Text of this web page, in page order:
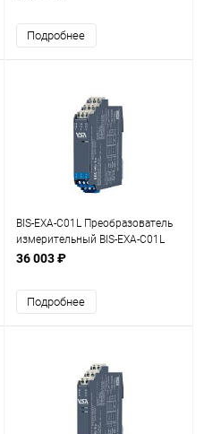
Подробнее
BIS-EXA-C01L Преобразователь
измерительный BIS-EXA-C01L
1хAI (RTD+TC)
36 003 ₽
Подробнее